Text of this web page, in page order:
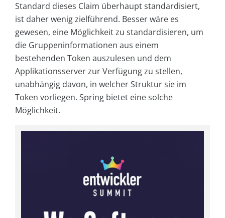
Standard dieses Claim überhaupt standardisiert,
ist daher wenig zielführend. Besser wäre es
gewesen, eine Möglichkeit zu standardisieren, um
die Gruppeninformationen aus einem
bestehenden Token auszulesen und dem
Applikationsserver zur Verfügung zu stellen,
unabhängig davon, in welcher Struktur sie im
Token vorliegen. Spring bietet eine solche
Möglichkeit.